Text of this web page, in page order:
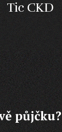
Tic CKD
půjčku?